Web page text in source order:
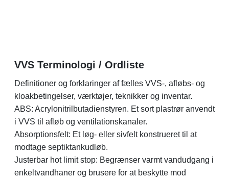
VVS Terminologi / Ordliste
Definitioner og forklaringer af fælles VVS-, afløbs- og
kloakbetingelser, værktøjer, teknikker og inventar.
ABS: Acrylonitrilbutadienstyren. Et sort plastrør anvendt
i VVS til afløb og ventilationskanaler.
Absorptionsfelt: Et løg- eller sivfelt konstrueret til at
modtage septiktankudløb.
Justerbar hot limit stop: Begrænser varmt vandudgang i
enkeltvandhaner og brusere for at beskytte mod